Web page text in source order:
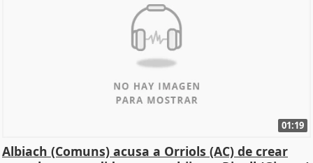
01:19
Albiach (Comuns) acusa a Orriols (AC) de crear